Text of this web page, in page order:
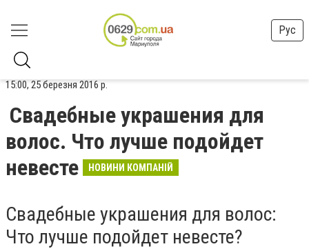
Рус
15:00, 25 березня 2016 р.
Свадебные украшения для
волос. Что лучше подойдет
невесте
НОВИНИ КОМПАНІЙ
Свадебные украшения для волос:
Что лучше подойдет невесте?